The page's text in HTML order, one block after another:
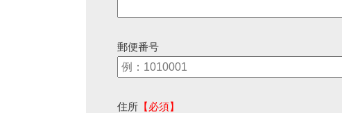
郵便番号
住所 【必須】